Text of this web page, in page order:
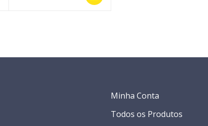
Minha Conta
Todos os Produtos